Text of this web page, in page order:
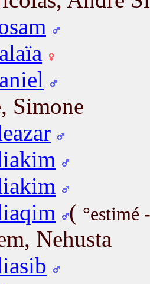
Simone
( °estimé
Nehusta